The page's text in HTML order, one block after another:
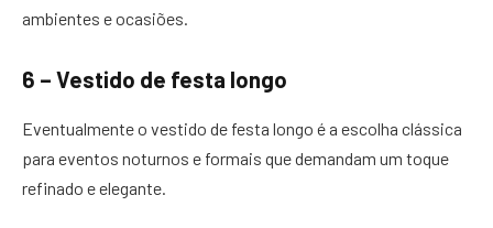
ambientes e ocasiões.
6 – Vestido de festa longo
Eventualmente o vestido de festa longo é a escolha clássica
para eventos noturnos e formais que demandam um toque
refinado e elegante.